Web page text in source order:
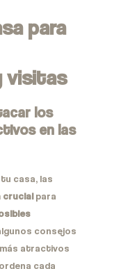
para
visitas
los
en las
casa, las
crucialpara
consejos
atractivos
cada